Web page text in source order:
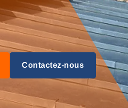
Contactez-nous